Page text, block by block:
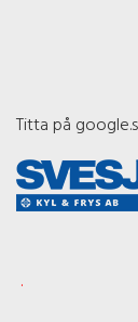
Titta på
.